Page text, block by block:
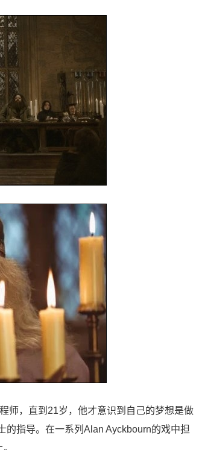
师，直到21岁，他才意识到自己的梦想是做
指导。在一系列Alan Ayckbourn的戏中担